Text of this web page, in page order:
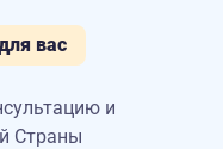
вас
и
Страны